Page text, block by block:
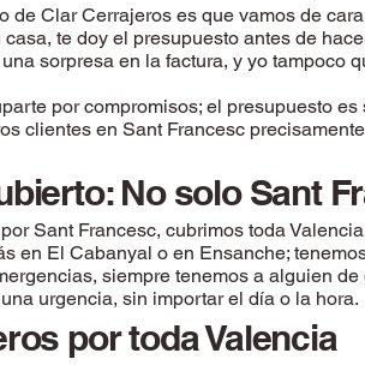
de Clar Cerrajeros es que vamos de
te doy el presupuesto antes de
sorpresa en la factura, y yo tampoco
por compromisos; el presupuesto
clientes en Sant Francesc
No solo Sant
Sant Francesc, cubrimos toda
en El Cabanyal o en Ensanche;
siempre tenemos a alguien
urgencia, sin importar el día o la hora.
por toda Valencia